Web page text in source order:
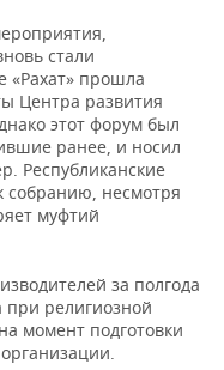
стали
«Рахат» прошла
Центра развития
этот форум был
ранее, и носил
Республиканские
несмотря
муфтий
за полгода
при религиозной
момент подготовки
организации.